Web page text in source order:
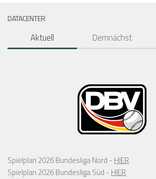
DATACENTER
Aktuell Demnächst
Spielplan 2026 Bundesliga Nord - HIER
Spielplan 2026 Bundesliga Süd - HIER